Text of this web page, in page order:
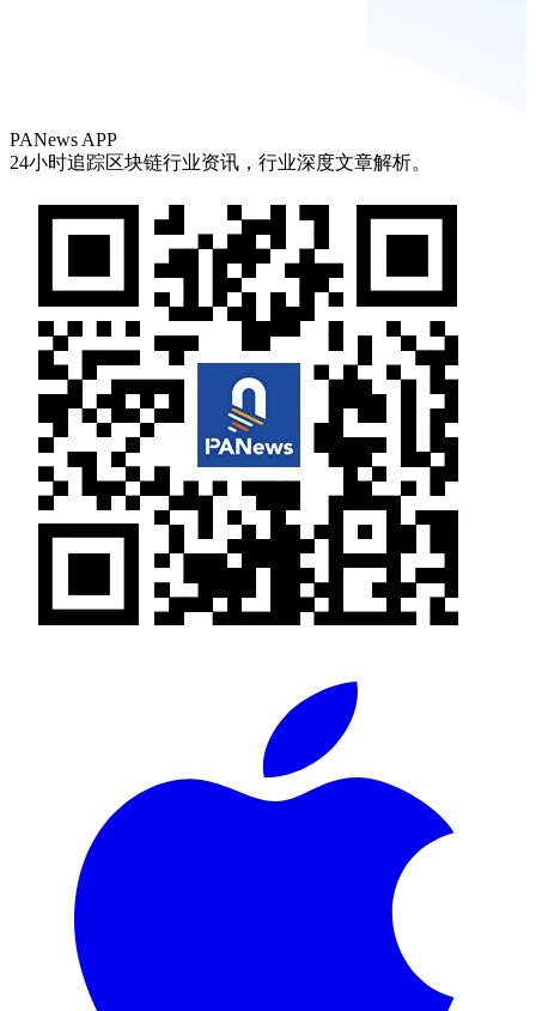
PANews APP
24小时追踪区块链行业资讯，行业深度文章解析。